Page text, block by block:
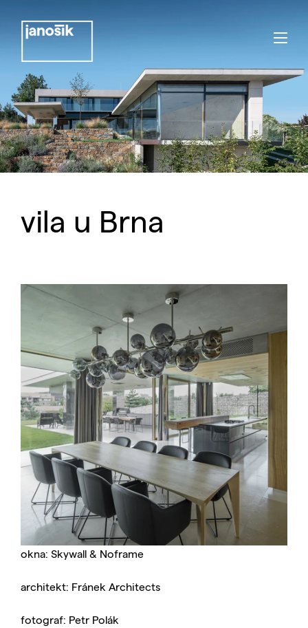
vila u Brna
okna: Skywall & Noframe
architekt: Fránek Architects
fotograf: Petr Polák